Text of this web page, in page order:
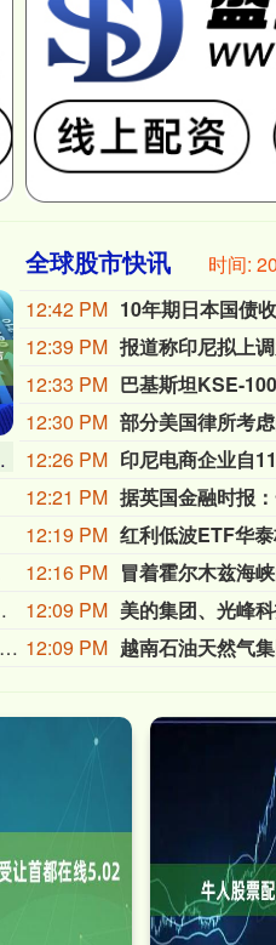
全球股市快讯 时间:
12:42 PM
12:39 PM 报道称印尼拟上
12:33 PM
12:30 PM 部分美国律所考
12:26 PM
12:21 PM
12:19 PM
12:16 PM
12:09 PM
12:09 PM